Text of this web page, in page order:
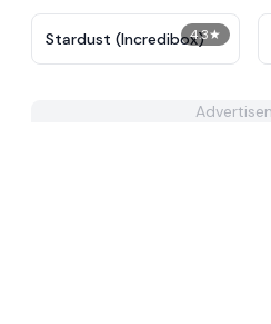
4.3★
Stardust (Incredibox)